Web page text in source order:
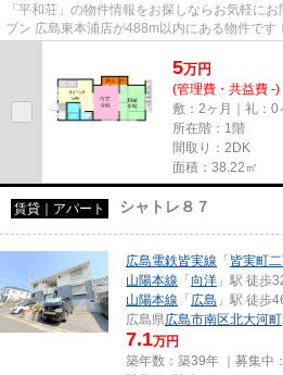
「平和荘」の物件情報をお探しならお気軽に
ブン 広島東本浦店が488m以内にある物件で
5万円
(管理費・共益費 -)
敷：2ヶ月｜礼：0
所在階：1階
間取り：2DK
面積：38.22㎡
賃貸｜アパート シャトレ８７
広島電鉄皆実線 「 皆実町二
山陽本線 「 向洋 」駅 徒歩
山陽本線 「 広島 」駅 徒歩
広島県広島市南区北大河町
7.1万円
築年数：築39年 ｜募集中：